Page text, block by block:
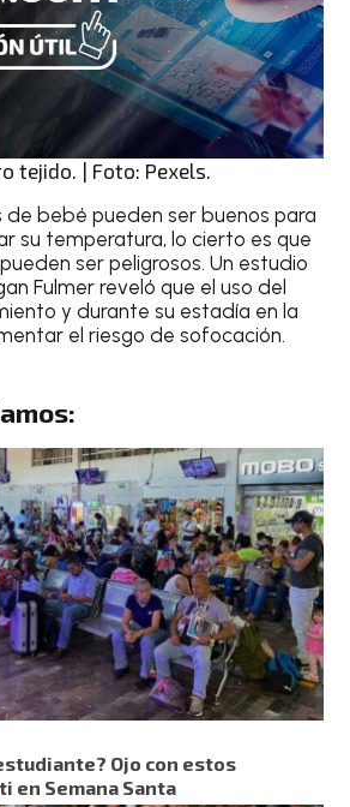
tejido. | Foto: Pexels.
de bebé pueden ser buenos para
su temperatura, lo cierto es que
ser peligrosos. Un estudio
Fulmer reveló que el uso del
y durante su estadía en la
el riesgo de sofocación.
Ojo con estos
en Semana Santa